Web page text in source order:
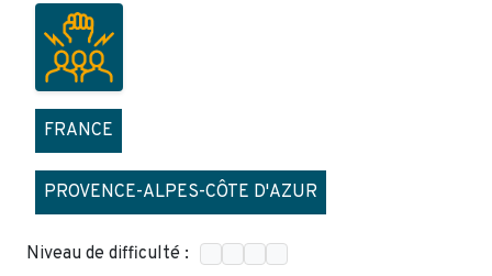
FRANCE
PROVENCE-ALPES-CÔTE D'AZUR
Niveau de difficulté :